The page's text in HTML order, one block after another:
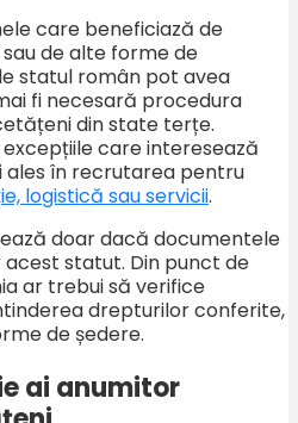
care beneficiază de
de alte forme de
statul român pot avea
fi necesară procedura
din state terțe.
care interesează
în recrutarea pentru
logistică sau servicii.
doar dacă documentele
statut. Din punct de
ar trebui să verifice
drepturilor conferite,
de ședere.
ai anumitor